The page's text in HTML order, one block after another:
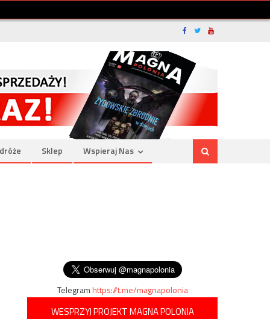
Sklep Wspieraj Nas
Telegramhttps://t.me/magnapolonia
WESPRZYJ PROJEKT MAGNA POLONIA